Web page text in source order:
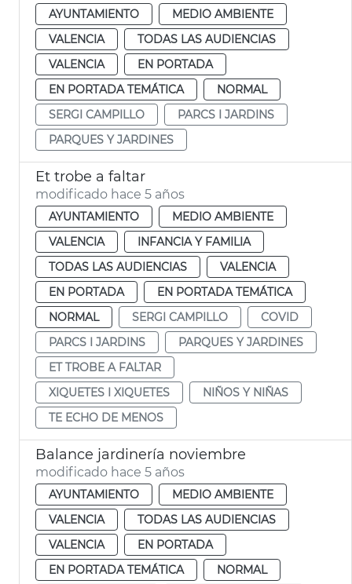
AYUNTAMIENTO
MEDIO AMBIENTE
VALENCIA
TODAS LAS AUDIENCIAS
VALENCIA
EN PORTADA
EN PORTADA TEMÁTICA
NORMAL
SERGI CAMPILLO
PARCS I JARDINS
PARQUES Y JARDINES
Et trobe a faltar
modificado hace 5 años
AYUNTAMIENTO
MEDIO AMBIENTE
VALENCIA
INFANCIA Y FAMILIA
TODAS LAS AUDIENCIAS
VALENCIA
EN PORTADA
EN PORTADA TEMÁTICA
NORMAL
SERGI CAMPILLO
COVID
PARCS I JARDINS
PARQUES Y JARDINES
ET TROBE A FALTAR
XIQUETES I XIQUETES
NIÑOS Y NIÑAS
TE ECHO DE MENOS
Balance jardinería noviembre
modificado hace 5 años
AYUNTAMIENTO
MEDIO AMBIENTE
VALENCIA
TODAS LAS AUDIENCIAS
VALENCIA
EN PORTADA
EN PORTADA TEMÁTICA
NORMAL